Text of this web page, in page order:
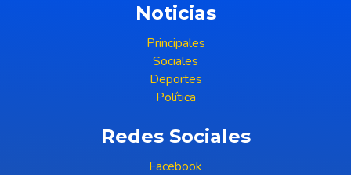
Noticias
Principales
Sociales
Deportes
Política
Redes Sociales
Facebook